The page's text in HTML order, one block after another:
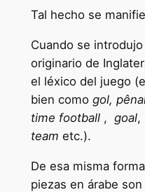
Tal hecho se
Cuando se
originario de
el léxico del juego
bien como gol,
time football, goal,
team etc.).
De esa misma
piezas en árabe